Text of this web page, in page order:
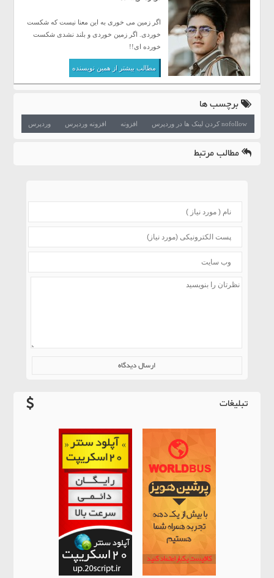
اگر زمین می خوری به این معنا نیست که شکست
خوردی. اگر زمین خوردی و بلند نشدی شکست
خورده ای!!
مطالب بیشتر از همین نویسنده
برچسب ها
nofollow کردن لینک ها در وردپرس افزونه افزونه وردپرس وردپرس
مطالب مرتبط
تبلیغات